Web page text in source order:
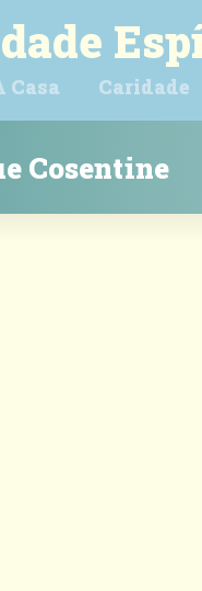
Casa Caridade
Cosentine